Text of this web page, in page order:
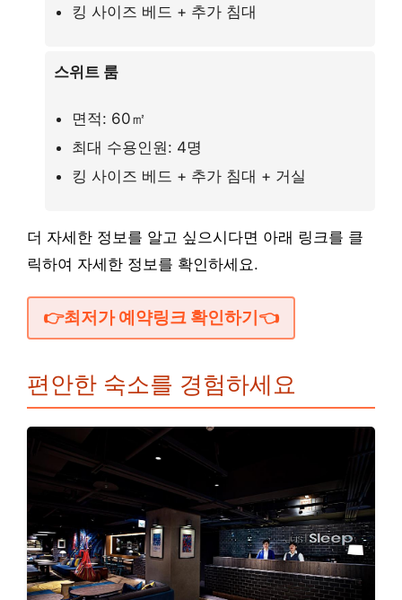
킹 사이즈 베드 + 추가 침대
스위트 룸
면적: 60㎡
최대 수용인원: 4명
킹 사이즈 베드 + 추가 침대 + 거실
더 자세한 정보를 알고 싶으시다면 아래 링크를 클
릭하여 자세한 정보를 확인하세요.
👉최저가 예약링크 확인하기👈
편안한 숙소를 경험하세요